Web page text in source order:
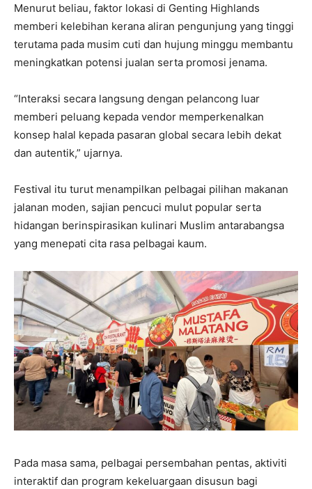
Menurut beliau, faktor lokasi di Genting Highlands
memberi kelebihan kerana aliran pengunjung yang tinggi
terutama pada musim cuti dan hujung minggu membantu
meningkatkan potensi jualan serta promosi jenama.
“Interaksi secara langsung dengan pelancong luar
memberi peluang kepada vendor memperkenalkan
konsep halal kepada pasaran global secara lebih dekat
dan autentik,” ujarnya.
Festival itu turut menampilkan pelbagai pilihan makanan
jalanan moden, sajian pencuci mulut popular serta
hidangan berinspirasikan kulinari Muslim antarabangsa
yang menepati cita rasa pelbagai kaum.
Pada masa sama, pelbagai persembahan pentas, aktiviti
interaktif dan program kekeluargaan disusun bagi